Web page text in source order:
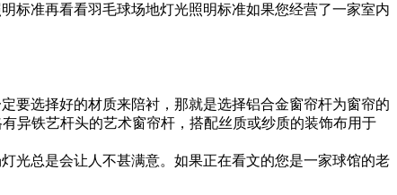
标准再看看羽毛球场地灯光照明标准如果您经营了一家室内
要选择好的材质来陪衬，那就是选择铝合金窗帘杆为窗帘的
异铁艺杆头的艺术窗帘杆，搭配丝质或纱质的装饰布用于
光总是会让人不甚满意。如果正在看文的您是一家球馆的老